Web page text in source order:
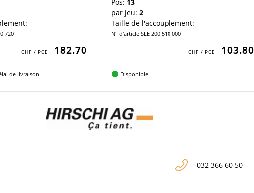
720
182.70
de livraison
Pos: 13
par jeu: 2
Taille de l'accouplement:
N° d'article SLE 200 510 000
103.80
Disponible
032 366 60 50